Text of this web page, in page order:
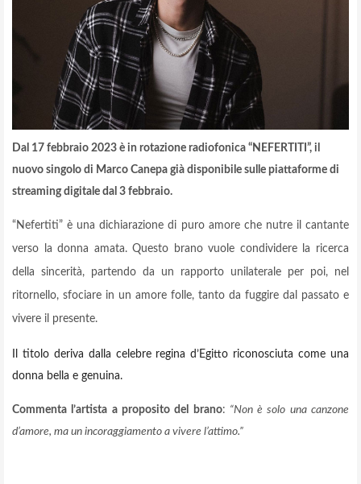
Dal 17 febbraio 2023 è in rotazione radiofonica “NEFERTITI”, il
nuovo singolo di Marco Canepa già disponibile sulle piattaforme di
streaming digitale dal 3 febbraio.
“Nefertiti” è una dichiarazione di puro amore che nutre il cantante
verso la donna amata. Questo brano vuole condividere la ricerca
della sincerità, partendo da un rapporto unilaterale per poi, nel
ritornello, sfociare in un amore folle, tanto da fuggire dal passato e
vivere il presente.
Il titolo deriva dalla celebre regina d’Egitto riconosciuta come una
donna bella e genuina.
Commenta l’artista a proposito del brano: “Non è solo una canzone
d’amore, ma un incoraggiamento a vivere l’attimo.”